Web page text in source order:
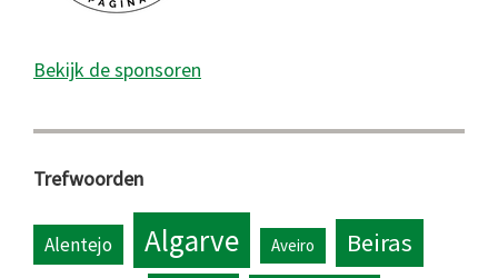
Bekijk de sponsoren
Trefwoorden
Alentejo Algarve Aveiro Beiras